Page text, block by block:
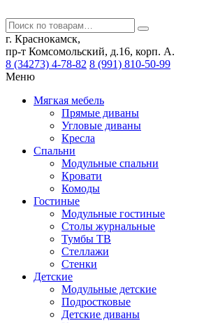
г. Краснокамск,
пр-т Комсомольский, д.16, корп. А.
8 (34273) 4-78-82 8 (991) 810-50-99
Меню
Мягкая мебель
Прямые диваны
Угловые диваны
Кресла
Спальни
Модульные спальни
Кровати
Комоды
Гостиные
Модульные гостиные
Столы журнальные
Тумбы ТВ
Стеллажи
Стенки
Детские
Модульные детские
Подростковые
Детские диваны